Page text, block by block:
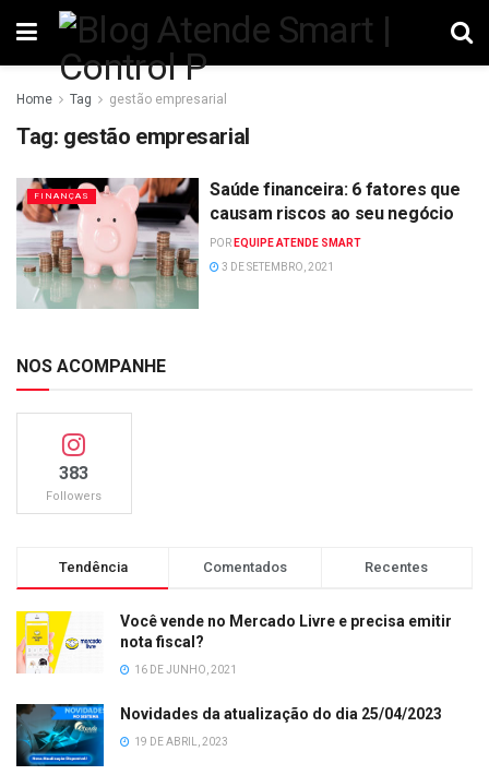
Home Tag gestão empresarial
Tag: gestão empresarial
FINANÇAS
Saúde financeira: 6 fatores que
causam riscos ao seu negócio
POR EQUIPE ATENDE SMART
3 DE SETEMBRO, 2021
NOS ACOMPANHE
383
Followers
Tendência Comentados Recentes
Você vende no Mercado Livre e precisa emitir
nota fiscal?
16 DE JUNHO, 2021
Novidades da atualização do dia 25/04/2023
19 DE ABRIL, 2023